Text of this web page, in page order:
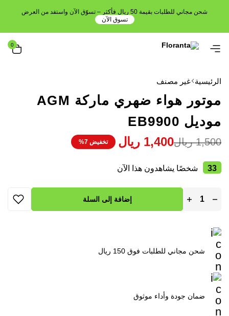
شحن مجاني للطلبات بقيمة 50 ريال فأكثر – تسوّق الآن واستفد من العرض
تسوق الآن
0
الرئيسية غير مصنف
موتور هواء ضهري ماركة AGM
موديل EB9900
1,500 ريال1,400 ريال تخفيض 7%
33 شخصًا يشاهدون هذا الآن
إضافة إلى السلة
شحن مجاني للطلبات فوق 150 ريال
ضمان جودة وأداء موثوق